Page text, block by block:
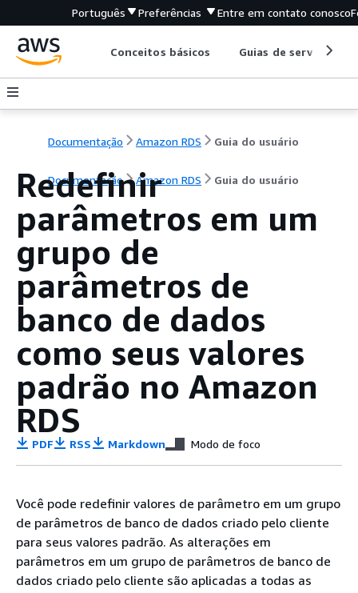
Português Preferências Entre em contato conosco
Conceitos básicos Guias de serviço
Documentação Amazon RDS Guia do usuário
Documentação Amazon RDS Guia do usuário
Redefinir
parâmetros em um
grupo de
parâmetros de
banco de dados
como seus valores
padrão no Amazon
RDS
PDF RSS Markdown Modo de foco
Você pode redefinir valores de parâmetro em um grupo
de parâmetros de banco de dados criado pelo cliente
para seus valores padrão. As alterações em
parâmetros em um grupo de parâmetros de banco de
dados criado pelo cliente são aplicadas a todas as